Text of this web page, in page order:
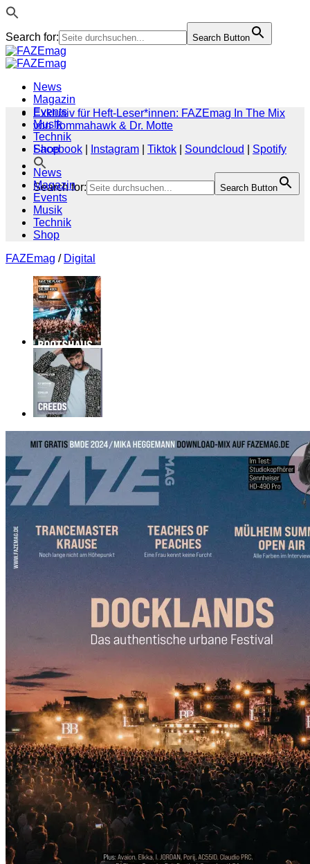
Search for: Search Button
Zum
Inhalt
News
Magazin
Events
Musik
Technik
Shop
Search for: Search Button
Exklusiv für Heft-Leser*innen: FAZEmag In The Mix
von Tommahawk & Dr. Motte
Facebook
Instagram Tiktok Soundcloud
Spotify
News
Magazin
Events
Musik
Technik
Shop
FAZEmag / Digital